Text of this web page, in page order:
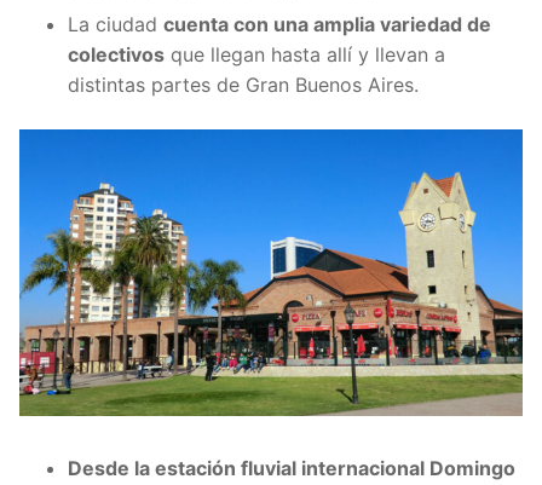
La ciudad cuenta con una amplia variedad de
colectivos que llegan hasta allí y llevan a
distintas partes de Gran Buenos Aires.
Desde la estación fluvial internacional Domingo